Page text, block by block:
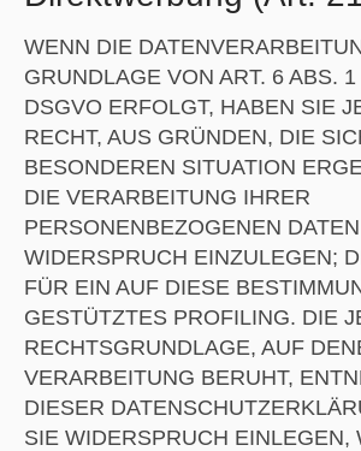
WENN DIE
GRUNDLAGE VON ART. 6 ABS.
DSGVO ERFOLGT, HABEN SIE
RECHT, AUS GRÜNDEN, DIE
BESONDEREN SITUATION
DIE VERARBEITUNG IHRER
PERSONENBEZOGENEN DATEN
WIDERSPRUCH EINZULEGEN;
FÜR EIN AUF DIESE
GESTÜTZTES PROFILING. DIE
RECHTSGRUNDLAGE, AUF
VERARBEITUNG BERUHT,
DIESER
SIE WIDERSPRUCH EINLEGEN,